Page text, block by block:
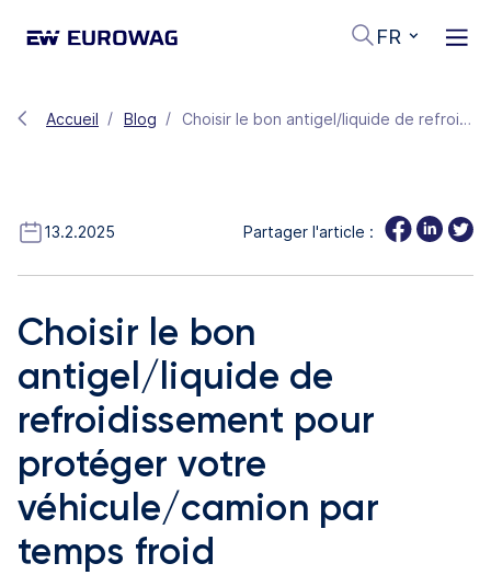
FR
Accueil Blog Choisir le bon antigel/liquide de refroidissement pour protéger votre véhicule/camion par temps froid
13.2.2025 Partager l'article :
Choisir le bon
antigel/liquide de
refroidissement pour
protéger votre
véhicule/camion par
temps froid